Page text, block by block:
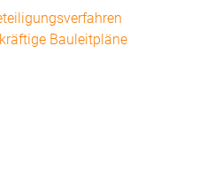
Bauleitpläne